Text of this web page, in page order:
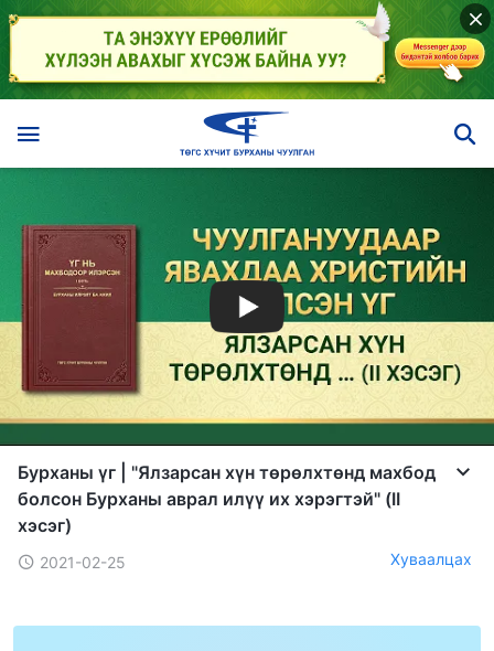
Бурханы үг | "Ялзарсан хүн төрөлхтөнд махбод
болсон Бурханы аврал илүү их хэрэгтэй" (II
хэсэг)
2021-02-25 Хуваалцах